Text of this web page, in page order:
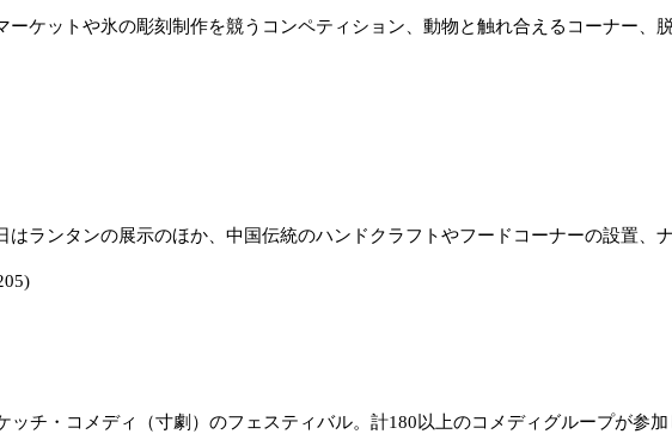
ケットや氷の彫刻制作を競うコンペティション、動物と触れ合えるコーナー、
ランタンの展示のほか、中国伝統のハンドクラフトやフードコーナーの設置、
チ・コメディ（寸劇）のフェスティバル。計180以上のコメディグループが参加